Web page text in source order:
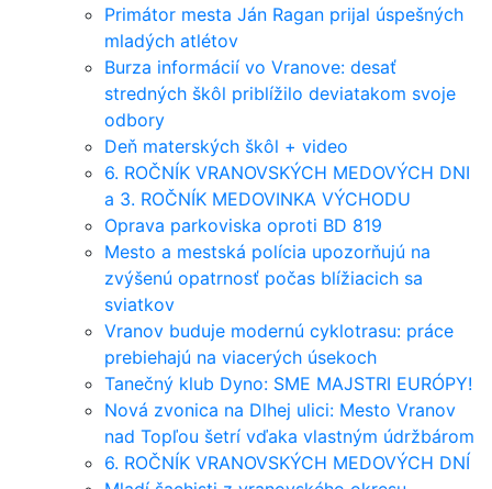
Primátor mesta Ján Ragan prijal úspešných
mladých atlétov
Burza informácií vo Vranove: desať
stredných škôl priblížilo deviatakom svoje
odbory
Deň materských škôl + video
6. ROČNÍK VRANOVSKÝCH MEDOVÝCH DNI
a 3. ROČNÍK MEDOVINKA VÝCHODU
Oprava parkoviska oproti BD 819
Mesto a mestská polícia upozorňujú na
zvýšenú opatrnosť počas blížiacich sa
sviatkov
Vranov buduje modernú cyklotrasu: práce
prebiehajú na viacerých úsekoch
Tanečný klub Dyno: SME MAJSTRI EURÓPY!
Nová zvonica na Dlhej ulici: Mesto Vranov
nad Topľou šetrí vďaka vlastným údržbárom
6. ROČNÍK VRANOVSKÝCH MEDOVÝCH DNÍ